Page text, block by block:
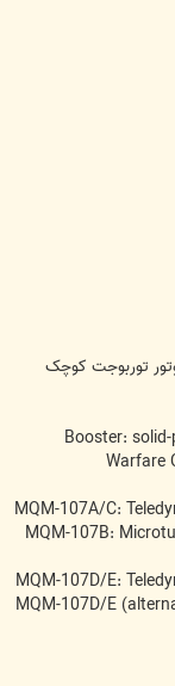
توربوجت کوچک
Booster:
MQM-107A/C:
MQM-107B:
MQM-107D/E:
MQM-107D/E